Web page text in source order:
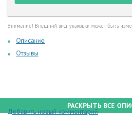
Внимание! Внешний вид упаковки может быть
Описание
Отзывы
РАСКРЫТЬ ВСЕ
Добавить новый комментарий